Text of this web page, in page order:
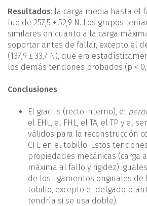
Resultados: la carga media hasta el
fue de 257,5 ± 52,9 N. Los grupos
similares en cuanto a la carga
soportar antes de fallar, excepto el
(137,9 ± 33,7 N), que era
los demás tendones probados (p <
Conclusiones
El gracilis (recto interno), el
el EHL, el FHL, el TA, el TP y el
válidos para la reconstrucción
CFL en el tobillo. Estos
propiedades mecánicas (carga
máxima al fallo y rigidez)
de los ligamentos originales
tobillo, excepto el delgado
tendría si se usa doble).